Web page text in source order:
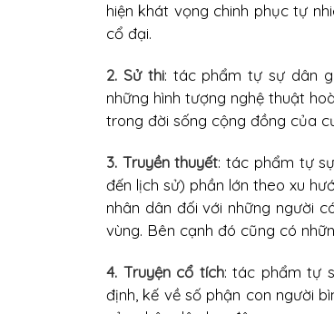
hiện khát vọng chinh phục tự
cổ đại.
2. Sử thi: tác phẩm tự sự dân
những hình tượng nghệ thuật
trong đời sống cộng đồng của
3. Truyền thuyết: tác phẩm tự
đến lịch sử) phần lớn theo xu
nhân dân đối với những người
vùng. Bên cạnh đó cũng có
4. Truyện cổ tích: tác phẩm tự
định, kế về số phận con người